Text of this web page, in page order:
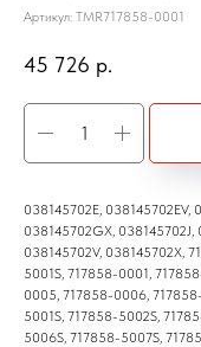
Артикул: TMR717858-0001
45 726 р.
038145702E, 038145702EV,
038145702GX, 038145702J,
038145702V, 038145702X,
5001S, 717858-0001,
0005, 717858-0006,
5001S, 717858-5002S,
5006S, 717858-5007S,